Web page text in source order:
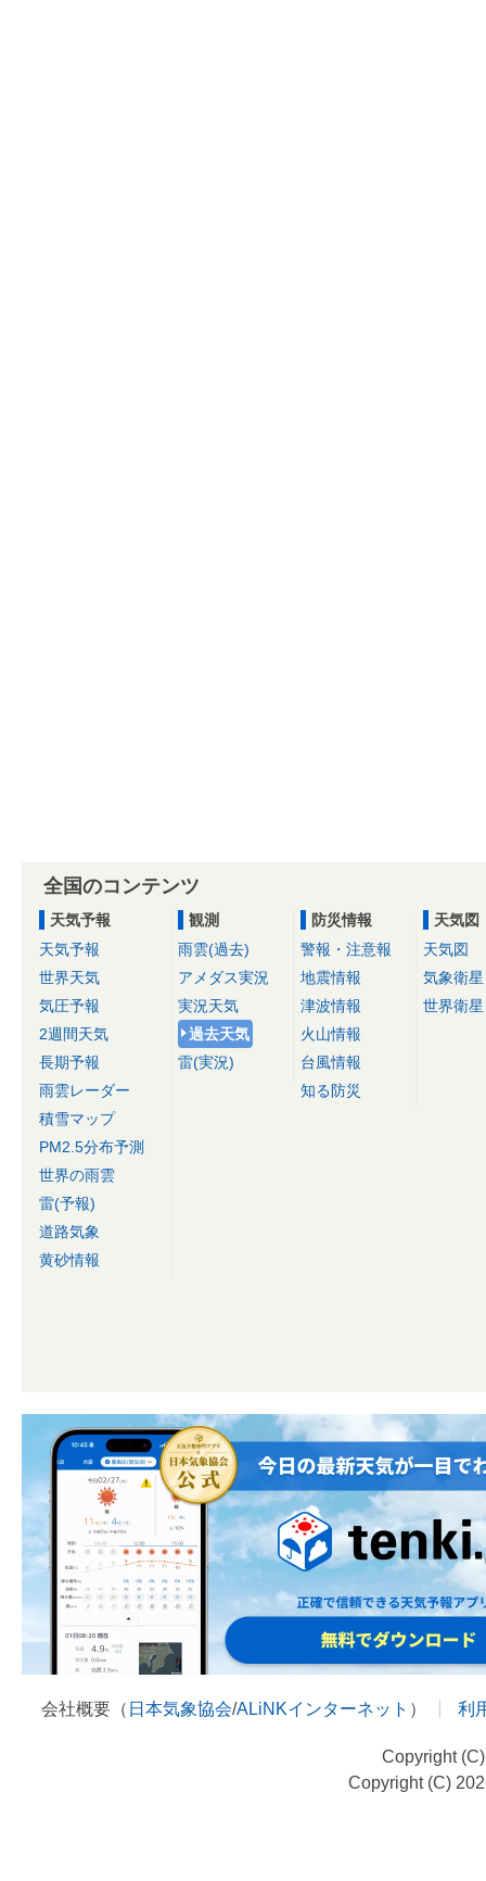
全国のコンテンツ
天気予報
天気予報
世界天気
気圧予報
2週間天気
長期予報
雨雲レーダー
積雪マップ
PM2.5分布予測
世界の雨雲
雷(予報)
道路気象
黄砂情報
観測
雨雲(過去)
アメダス実況
実況天気
過去天気
雷(実況)
防災情報
警報・注意報
地震情報
津波情報
火山情報
台風情報
知る防災
天気図
天気図
気象衛星
世界衛星
会社概要（ 日本気象協会/ALiNKインターネット ） 利
Copyright
Copyright (C)